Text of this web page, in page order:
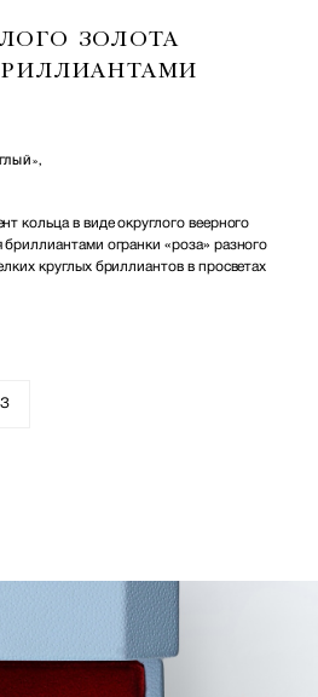
ЗОЛОТА
кольца в виде округлого веерного
огранки «роза» разного
круглых бриллиантов в просветах